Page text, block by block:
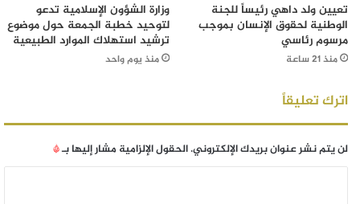
تعيين ولد داهي رئيساً للجنة
الوطنية لحقوق الإنسان بموجب
مرسوم رئاسي
منذ 21 ساعة
وزارة الشؤون الإسلامية تدعو
لتوحيد خطبة الجمعة حول موضوع
ترشيد استهلاك الموارد الطبيعية
منذ يوم واحد
اترك تعليقاً
لن يتم نشر عنوان بريدك الإلكتروني.الحقول الإلزامية مشار إليها بـ*